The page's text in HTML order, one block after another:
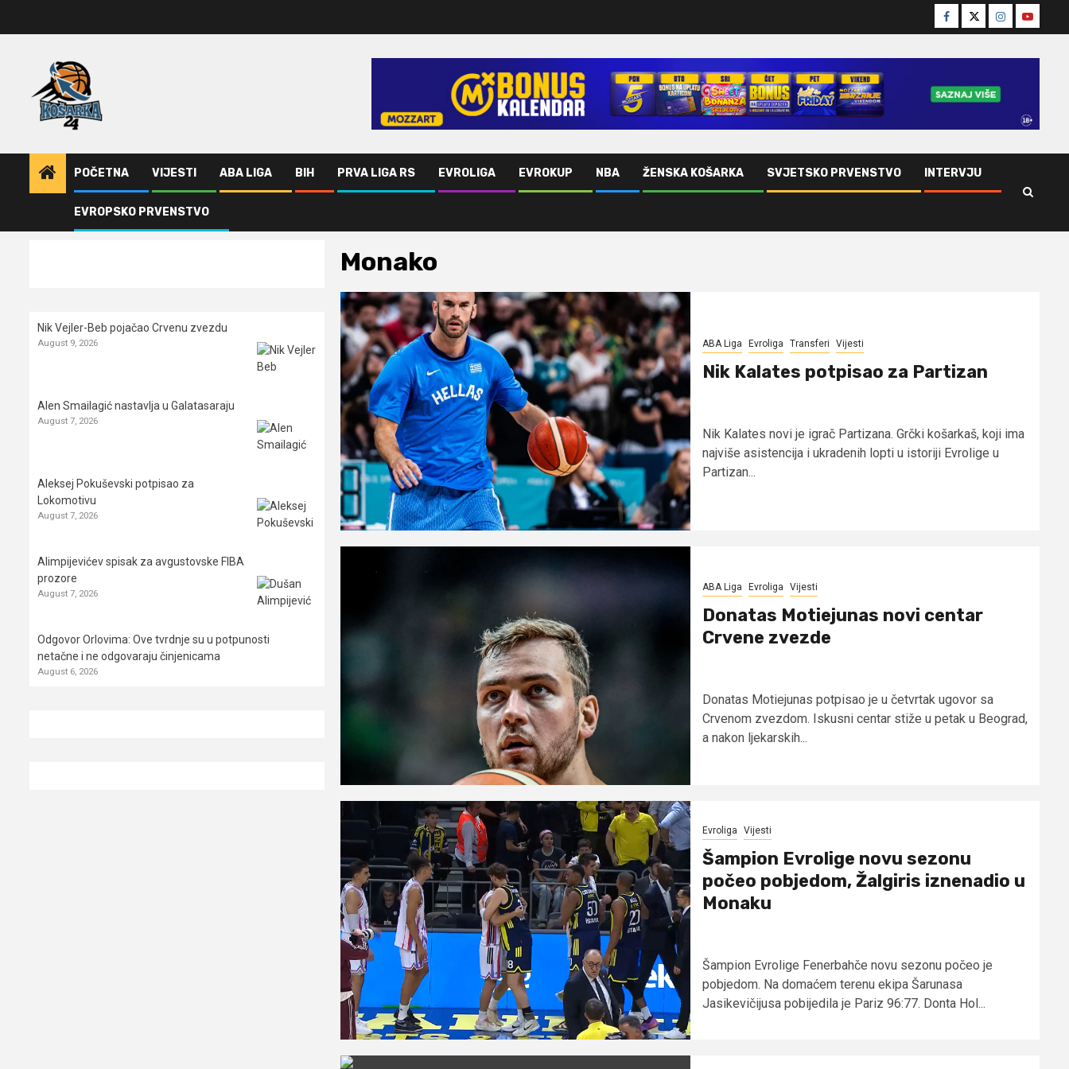
Facebook
TwitterInstagram
Youtube
POČETNA VIJESTI ABA LIGA BIH PRVA LIGA RS EVROLIGA EVROKUP NBA ŽENSKA KOŠARKA SVJETSKO PRVENSTVO INTERVJU
EVROPSKO PRVENSTVO
Vijesti Monako Page 4
Monako
ABA Liga Evroliga Transferi Vijesti
Nik Kalates potpisao za Partizan
Nik Kalates novi je igrač Partizana. Grčki košarkaš, koji ima
najviše asistencija i ukradenih lopti u istoriji Evrolige u
Partizan...
ABA Liga Evroliga Vijesti
Donatas Motiejunas novi centar
Crvene zvezde
Donatas Motiejunas potpisao je u četvrtak ugovor sa
Crvenom zvezdom. Iskusni centar stiže u petak u Beograd,
a nakon ljekarskih...
Evroliga Vijesti
Šampion Evrolige novu sezonu
počeo pobjedom, Žalgiris iznenadio u
Monaku
Šampion Evrolige Fenerbahče novu sezonu počeo je
pobjedom. Na domaćem terenu ekipa Šarunasa
Jasikevičijusa pobijedila je Pariz 96:77. Donta Hol...
Nik Vejler-Beb pojačao Crvenu zvezdu
August 9, 2026
Alen Smailagić nastavlja u Galatasaraju
August 7, 2026
Aleksej Pokuševski potpisao za
Lokomotivu
August 7, 2026
Alimpijevićev spisak za avgustovske FIBA
prozore
August 7, 2026
Odgovor Orlovima: ​Ove tvrdnje su u potpunosti
netačne i ne odgovaraju činjenicama
August 6, 2026